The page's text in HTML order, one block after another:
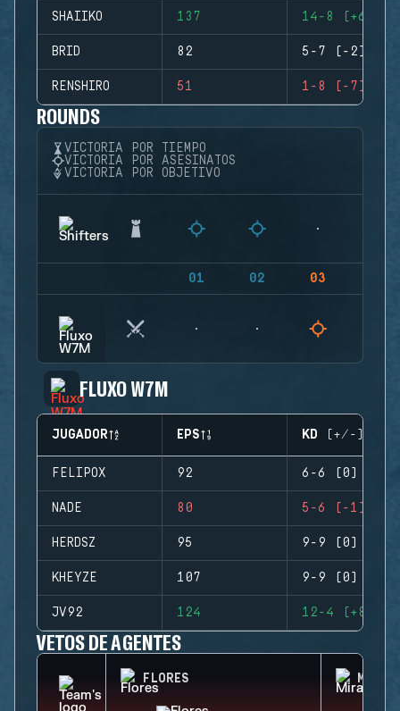
SHAIIKO 137 14-8 (+6)
BRID 82 5-7 (-2)
RENSHIRO 51 1-8 (-7)
ROUNDS
VICTORIA POR TIEMPO
VICTORIA POR ASESINATOS
VICTORIA POR OBJETIVO
01 02 03
FLUXO W7M
JUGADOR EPS KD (+/-)
FELIPOX 92 6-6 (0)
NADE 80 5-6 (-1)
HERDSZ 95 9-9 (0)
KHEYZE 107 9-9 (0)
JV92 124 12-4 (+8)
VETOS DE AGENTES
FLORES MIRA